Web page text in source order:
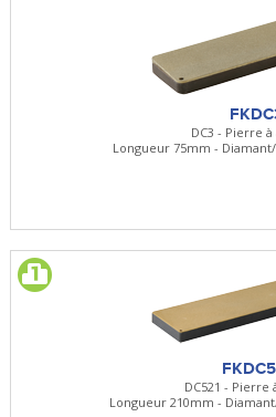
DC3 - Pierre
Longueur 75mm -
DC521 - Pierre
Longueur 210mm -